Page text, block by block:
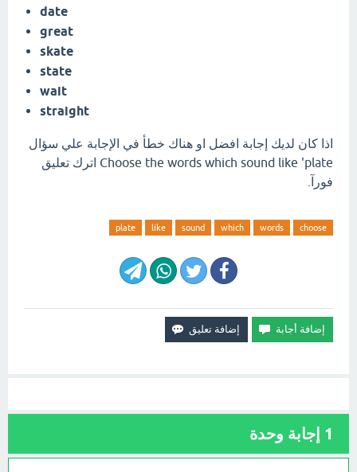
date
great
skate
state
wait
straight
اذا كان لديك إجابة افضل او هناك خطأ في الإجابة علي سؤال
Choose the words which sound like 'plate اترك تعليق
فورآ.
choose
words
which
sound
like
plate
1 إجابة وحدة